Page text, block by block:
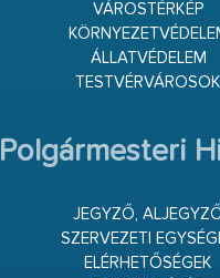
VÁROSTÉRKÉP
ÁLLATVÉDELEM
TESTVÉRVÁROSOK
Polgármesteri
JEGYZŐ,
SZERVEZETI
ELÉRHETŐSÉGEK